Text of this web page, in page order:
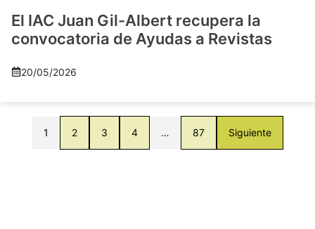
El IAC Juan Gil-Albert recupera la
convocatoria de Ayudas a Revistas
20/05/2026
1 2 3 4 … 87 Siguiente